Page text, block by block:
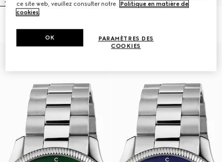
ce site web, veuillez consulter notre
Politique en matière de
cookies.
PARAMÈTRES DES
COOKIES
OK